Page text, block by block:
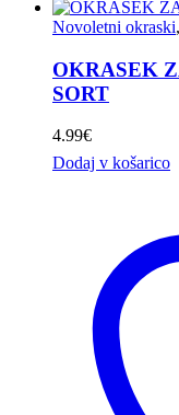
Novoletni okraski,
OKRASEK
SORT
4.99€
Dodaj v košarico